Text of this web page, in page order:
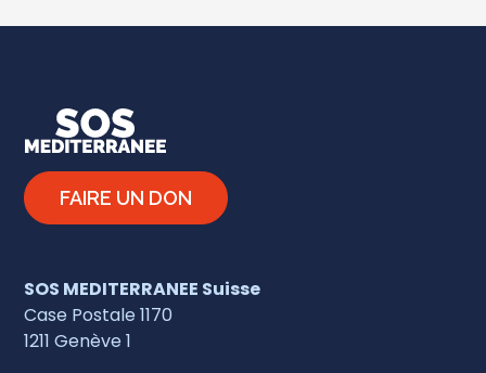
FAIRE UN DON
SOS MEDITERRANEE Suisse
Case Postale 1170
1211 Genève 1